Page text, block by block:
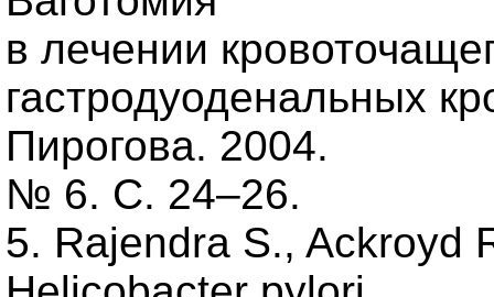
в лечении
гастродуоденальных
Пирогова. 2004.
№ 6. С. 24–26.
5. Rajendra S., Ackroyd